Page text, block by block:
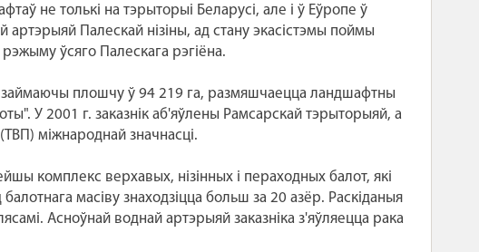
не толькі на тэрыторыі Беларусі, але і ў Еўропе ў
Палескай нізіны, ад стану экасістэмы поймы
ўсяго Палескага рэгіёна.
займаючы плошчу ў 94 219 га, размяшчаецца ландшафтны
У 2001 г. заказнік аб'яўлены Рамсарскай тэрыторыяй, а
міжнароднай значнасці.
комплекс верхавых, нізінных і пераходных балот, які
масіву знаходзіцца больш за 20 азёр. Раскіданыя
Асноўнай воднай артэрыяй заказніка з'яўляецца рака